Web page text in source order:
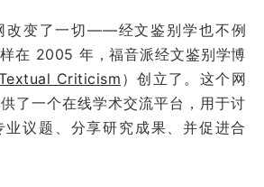
改变了一切——经文鉴别学也不例
在 2005 年，福音派经文鉴别学博
Criticism ）创立了。这个网
了一个在线学术交流平台，用于讨
议题、分享研究成果、并促进合